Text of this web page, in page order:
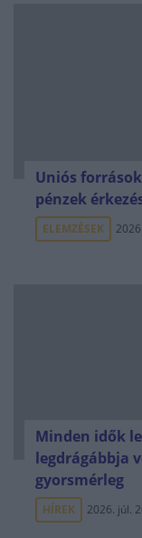
Uniós
pénzek
ELEMZÉSEK
Minden idők
legdrágábbja
gyorsmérleg
HÍREK 2026. júl.